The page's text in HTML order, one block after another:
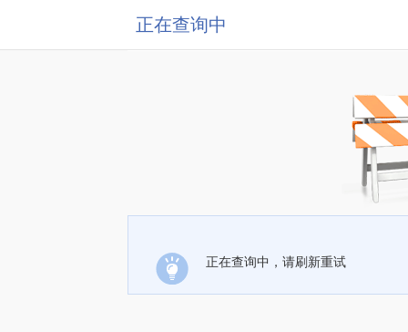
正在查询中
正在查询中，请刷新重试